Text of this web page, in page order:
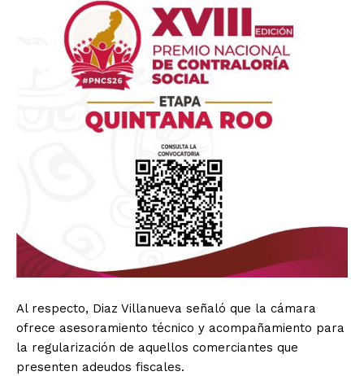
Al respecto, Diaz Villanueva señaló que la cámara
ofrece asesoramiento técnico y acompañamiento para
la regularización de aquellos comerciantes que
presenten adeudos fiscales.